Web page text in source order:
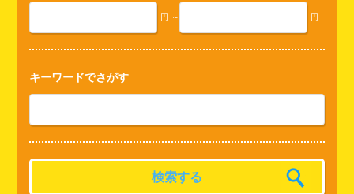
円 ～ 円
キーワードでさがす